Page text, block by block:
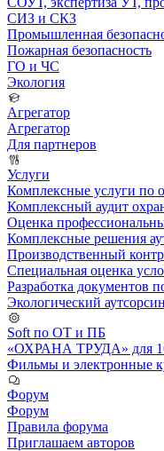
СИЗ и СКЗ
Промышленная
Пожарная безопасность
ГО и ЧС
Экология
Агрегатор
Агрегатор
Для партнеров
Услуги
Комплексные услуги по
Комплексный аудит
Оценка
Комплексные решения
Производственный
Специальная оценка
Разработка
Экологический
Soft по ОТ и ПБ
«ОХРАНА ТРУДА» для
Фильмы и электронные
Форум
Форум
Правила форума
Приглашаем авторов